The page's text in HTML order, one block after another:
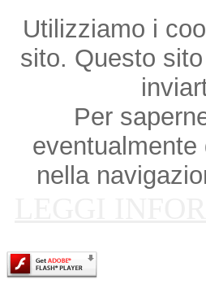
Utilizziamo i
sito. Questo
Per
nella